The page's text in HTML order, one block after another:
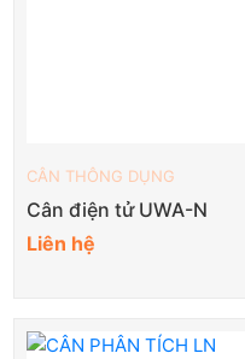
CÂN THÔNG DỤNG
Cân điện tử UWA-N
Liên hệ